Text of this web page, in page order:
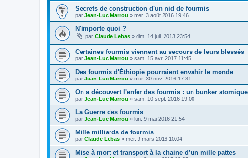
Secrets de construction d'un nid de fourmis
par Jean-Luc Marrou » mer. 3 août 2016 19:46
N'importe quoi ?
par Claude Lebas » dim. 14 juil. 2013 23:54
Certaines fourmis viennent au secours de leurs blessés
par Jean-Luc Marrou » sam. 15 avr. 2017 11:45
Des fourmis d'Éthiopie pourraient envahir le monde
par Jean-Luc Marrou » mer. 30 nov. 2016 17:31
On a découvert l'enfer des fourmis : un bunker atomique
par Jean-Luc Marrou » sam. 10 sept. 2016 19:00
La Guerre des fourmis
par Jean-Luc Marrou » lun. 9 mai 2016 21:54
Mille milliards de fourmis
par Claude Lebas » mer. 9 mars 2016 10:04
Mise à mort et transport à la chaine d’un mille pattes